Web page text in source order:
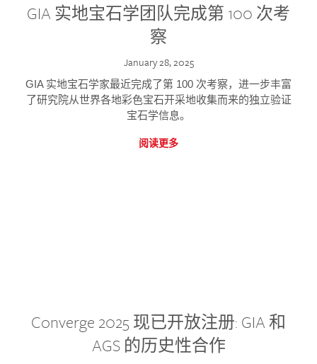
GIA 实地宝石学团队完成第 100 次考
察
January 28, 2025
GIA 实地宝石学家最近完成了第 100 次考察，进一步丰富
了研究院从世界各地彩色宝石开采地收集而来的独立验证
宝石学信息。
阅读更多
Converge 2025 现已开放注册: GIA 和
AGS 的历史性合作